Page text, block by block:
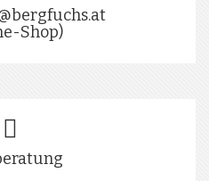
Shop)